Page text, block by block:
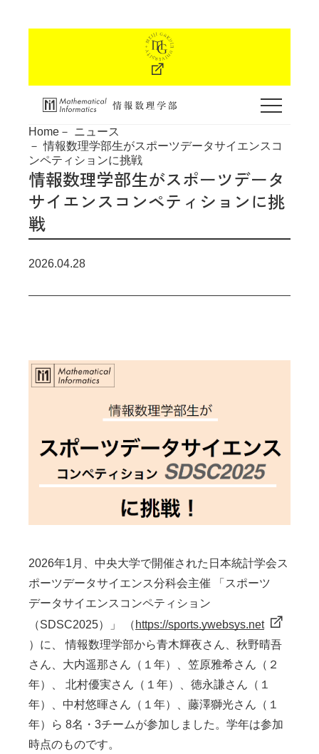
STORIES ニュース
サイトマップ
教育・カリキュラム
教員紹介
情報数理科学研究所
Home
ニュース
情報数理学部生がスポーツデータサイエンスコ
ンペティションに挑戦
情報数理学部生がスポーツデータ
サイエンスコンペティションに挑
戦
2026.04.28
2026年1月、中央大学で開催された日本統計学会ス
ポーツデータサイエンス分科会主催 「スポーツ
データサイエンスコンペティション
（SDSC2025）」 （ https://sports.ywebsys.net
）に、 情報数理学部から青木輝夜さん、秋野晴吾
さん、大内遥那さん（１年）、笠原雅希さん（２
年）、 北村優実さん（１年）、徳永謙さん（１
年）、中村悠暉さん（１年）、藤澤獅光さん（１
年）ら 8名・3チームが参加しました。学年は参加
時点のものです。